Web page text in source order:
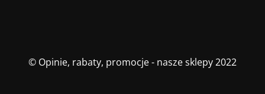
© Opinie, rabaty, promocje - nasze sklepy 2022